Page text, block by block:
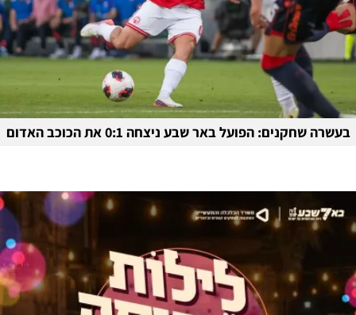
בעשרה שחקנים: הפועל באר שבע ניצחה 0:1 את הכוכב האדום